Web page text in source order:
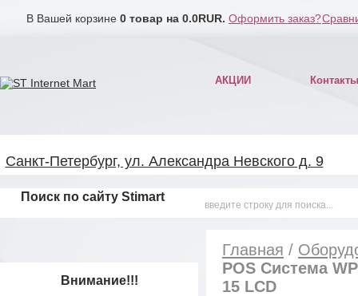
В Вашей корзине 0 товар на 0.0RUR. Оформить заказ?
АКЦИИ Контакты
Санкт-Петербург, ул. Александра Невского д. 9
Поиск по сайту Stimart
Внимание!!!
Главная /
POS Система
15 LCD